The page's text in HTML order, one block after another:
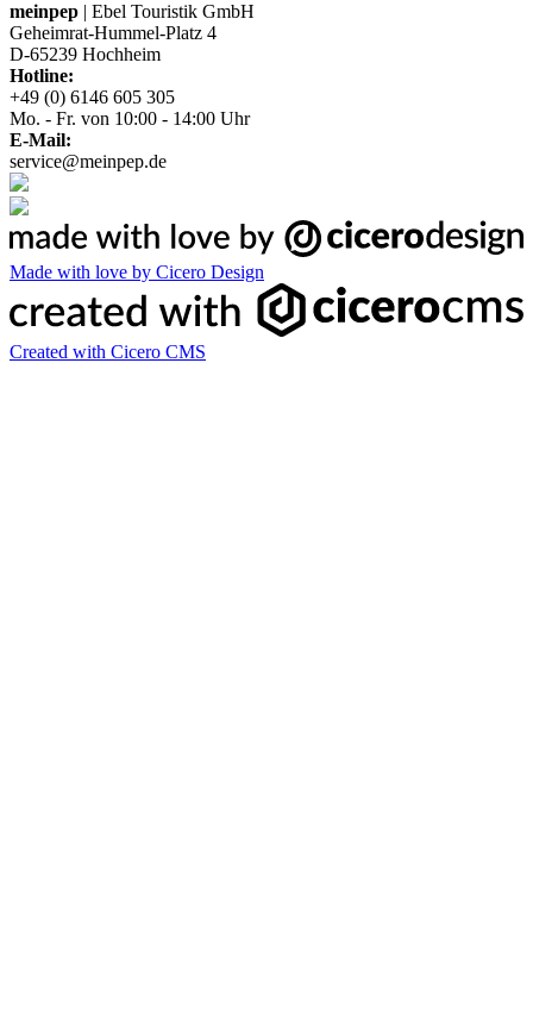
meinpep | Ebel Touristik GmbH
Geheimrat-Hummel-Platz 4
D-65239 Hochheim
Hotline:
+49 (0) 6146 605 305
Mo. - Fr. von 10:00 - 14:00 Uhr
E-Mail:
service@meinpep.de
Made with love by Cicero Design
Created with Cicero CMS